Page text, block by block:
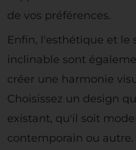
de vos préférences.
Enfin, l'esthétique et le
inclinable sont
créer une harmonie
Choisissez un design
existant, qu'il soit
contemporain ou